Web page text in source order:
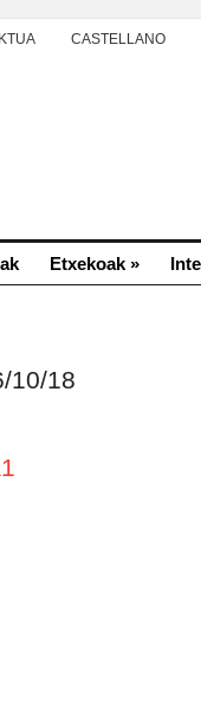
CASTELLANO
Etxekoak »
10/18